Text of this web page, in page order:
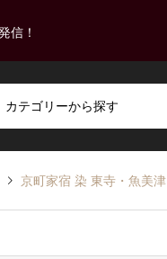
信！
カテゴリーから探す
京町家宿 染 東寺・魚美津